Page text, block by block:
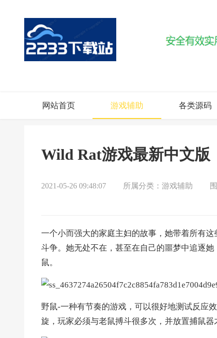
网站首页 游戏辅助 各类源码
Wild Rat游戏最新中文版
2021-05-26 09:48:07 所属分类： 游戏辅助
一个小而强大的家庭主妇的故事，她带着所有
斗争。她无处不在，甚至在自己的噩梦中追逐
鼠。
野鼠-一种有节奏的游戏，可以很好地测试反应
旋，玩家必须与老鼠搏斗很多次，并放置捕鼠